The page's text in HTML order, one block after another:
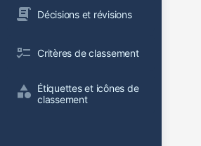
Décisions et révisions
Critères de classement
Étiquettes et icônes de
classement